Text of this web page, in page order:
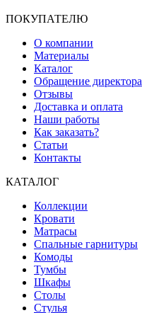
ПОКУПАТЕЛЮ
О компании
Материалы
Каталог
Обращение директора
Отзывы
Доставка и оплата
Наши работы
Как заказать?
Статьи
Контакты
КАТАЛОГ
Коллекции
Кровати
Матрасы
Спальные гарнитуры
Комоды
Тумбы
Шкафы
Столы
Стулья